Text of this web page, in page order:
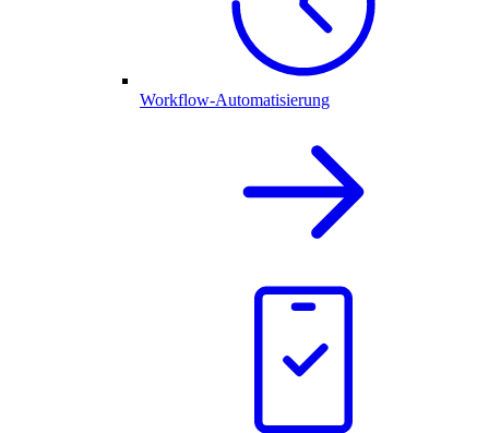
Workflow-Automatisierung